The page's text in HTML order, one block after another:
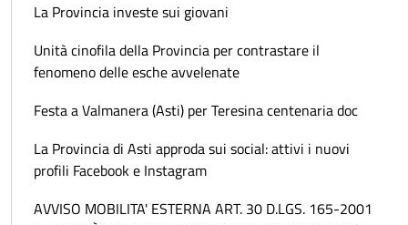
La Provincia investe sui giovani
Unità cinofila della Provincia per contrastare il
fenomeno delle esche avvelenate
Festa a Valmanera (Asti) per Teresina centenaria doc
La Provincia di Asti approda sui social: attivi i nuovi
profili Facebook e Instagram
AVVISO MOBILITA' ESTERNA ART. 30 D.LGS. 165-2001